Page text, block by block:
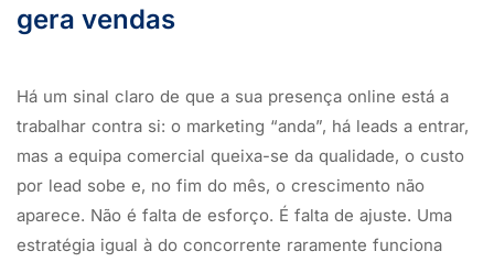
gera vendas
Há um sinal claro de que a sua presença online está a
trabalhar contra si: o marketing “anda”, há leads a entrar,
mas a equipa comercial queixa-se da qualidade, o custo
por lead sobe e, no fim do mês, o crescimento não
aparece. Não é falta de esforço. É falta de ajuste. Uma
estratégia igual à do concorrente raramente funciona